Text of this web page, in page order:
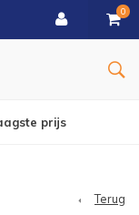
0
€ 150
Terug